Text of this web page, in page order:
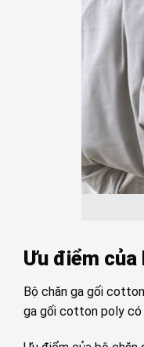
Ưu điểm
Bộ chăn ga gối
ga gối cotton poly có